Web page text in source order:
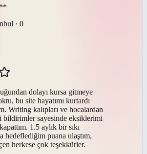
· 0
dolayı kursa gitmeye
bu site hayatımı kurtardı
Writing kalıpları ve hocalardan
bildirimler sayesinde eksiklerimi
1.5 aylık bir sıkı
hedeflediğim puana ulaştım,
herkese çok teşekkürler.